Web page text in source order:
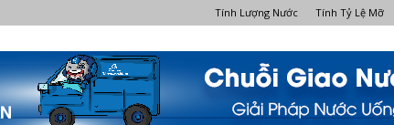
Tính Lượng Nước Tính Tỷ Lệ Mỡ